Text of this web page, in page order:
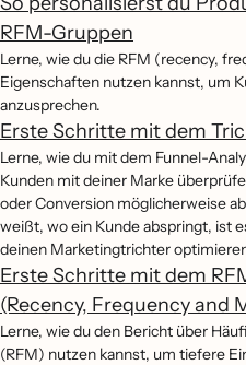
RFM-Gruppen
Lerne, wie du die RFM (recency,
Eigenschaften nutzen kannst, um
anzusprechen.
Erste Schritte mit dem
Lerne, wie du mit dem Funnel-
Kunden mit deiner Marke
oder Conversion möglicherweise
weißt, wo ein Kunde abspringt, ist
deinen Marketingtrichter
Erste Schritte mit dem
(Recency, Frequency and
Lerne, wie du den Bericht über
(RFM) nutzen kannst, um tiefere